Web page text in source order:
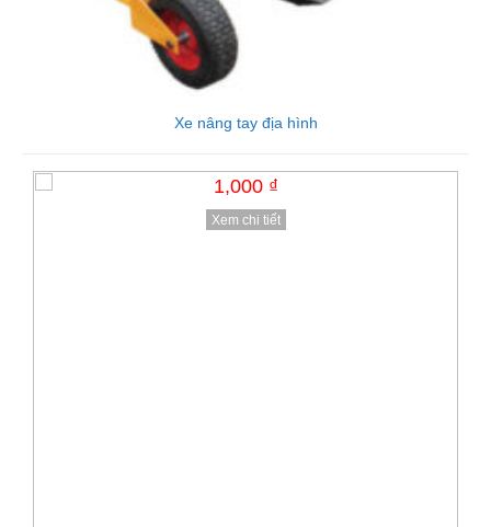
Xe nâng tay địa hình
1,000 ₫
Xem chi tiết
Xe nâng bậc thang điện
1,000 ₫
Xem chi tiết